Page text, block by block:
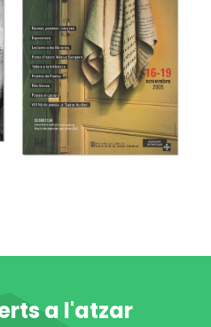
46e Festival
Internacional de
Música y Danza
de Granada
Museu del Disseny de Barcelona
a l'atzar